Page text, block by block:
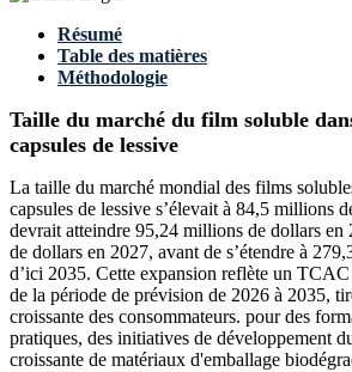
Résumé
Table des matières
Méthodologie
Taille du marché du film soluble
capsules de lessive
La taille du marché mondial des films
capsules de lessive s’élevait à 84,5 millions
devrait atteindre 95,24 millions de dollars
de dollars en 2027, avant de s’étendre à
d’ici 2035. Cette expansion reflète un
de la période de prévision de 2026 à 2035,
croissante des consommateurs. pour des
pratiques, des initiatives de développement
croissante de matériaux d'emballage